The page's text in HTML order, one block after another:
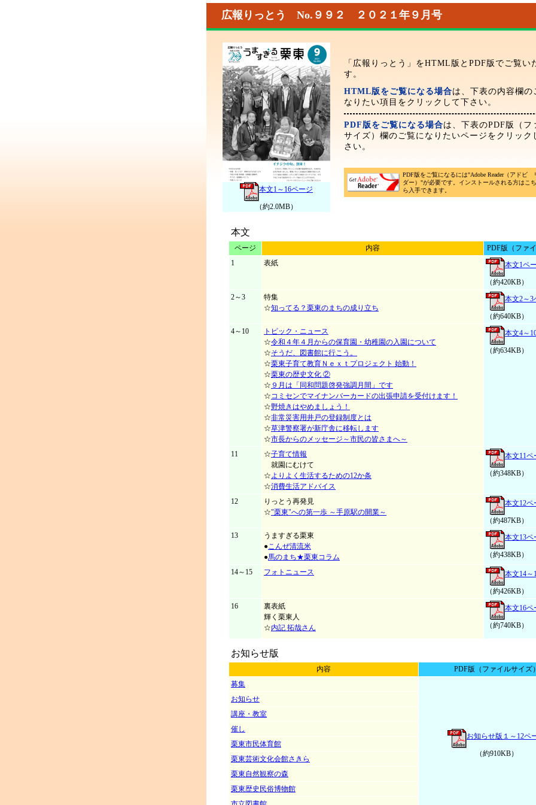
広報りっとう No.９９２ ２０２１年９月号
本文1～16ページ
（約2.0MB）
「広報りっとう」をHTML版とPDF版でご覧い
す。
HTML版をご覧になる場合は、下表の内容欄の
なりたい項目をクリックして下さい。
PDF版をご覧になる場合は、下表のPDF版（フ
サイズ）欄のご覧になりたいページをクリック
さい。
PDF版をご覧になるには"Adobe Reader（アドビ
ダー）"が必要です。インストールされる方はこ
ら入手できます。
本文
ページ 内容
PDF版（ファ
1
表紙 本文1ペ
（約420KB）
2～3
特集
☆知ってる？栗東のまちの成り立ち
本文2～3
（約640KB）
4～10
トピック・ニュース
☆令和４年４月からの保育園・幼稚園の入園について
☆そうだ、図書館に行こう。
☆栗東子育て教育Ｎｅｘｔプロジェクト 始動！
☆栗東の歴史文化 ②
☆ ９月は「同和問題啓発強調月間」です
☆コミセンでマイナンバーカードの出張申請を受付けます！
☆野焼きはやめましょう！
☆非常災害用井戸の登録制度とは
☆草津警察署が新庁舎に移転します
☆市長からのメッセージ～市民の皆さまへ～
本文4～
（約634KB）
11 ☆子育て情報
就園にむけて
☆よりよく生活するための12か条
☆消費生活アドバイス
本文11ペ
（約348KB）
12
りっとう再発見
☆"栗東"への第一歩 ～手原駅の開業～
本文12ペ
（約487KB）
13
うますぎる栗東
●こんぜ清流米
●馬のまち★栗東コラム
本文13ペ
（約438KB）
14～15 フォトニュース 本文14～
（約426KB）
16
裏表紙
輝く栗東人
☆内記 拓哉さん
本文16ペ
（約740KB）
お知らせ版
内容
PDF版（ファイルサイズ）
募集
お知らせ版１～12ペ
（約910KB）
お知らせ
講座・教室
催し
栗東市民体育館
栗東芸術文化会館さきら
栗東自然観察の森
栗東歴史民俗博物館